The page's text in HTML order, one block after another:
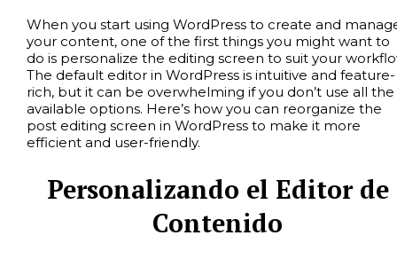
When you start using WordPress to create and
your content, one of the first things you might want to
do is personalize the editing screen to suit your
The default editor in WordPress is intuitive and feature-
rich, but it can be overwhelming if you don’t use all the
available options. Here’s how you can reorganize the
post editing screen in WordPress to make it more
efficient and user-friendly.
Personalizando el Editor de
Contenido